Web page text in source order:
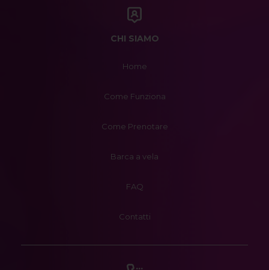
CHI SIAMO
Home
Come Funziona
Come Prenotare
Barca a vela
FAQ
Contatti